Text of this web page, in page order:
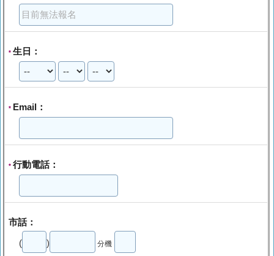
* 生日：
* Email：
* 行動電話：
市話：
( ) 分機